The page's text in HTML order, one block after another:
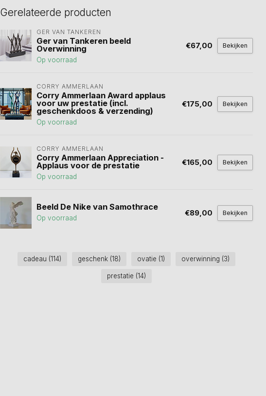
Gerelateerde producten
GER VAN TANKEREN
Ger van Tankeren beeld
Overwinning
Op voorraad
€67,00 Bekijken
CORRY AMMERLAAN
Corry Ammerlaan Award applaus
voor uw prestatie (incl.
geschenkdoos & verzending)
Op voorraad
€175,00 Bekijken
CORRY AMMERLAAN
Corry Ammerlaan Appreciation -
Applaus voor de prestatie
Op voorraad
€165,00 Bekijken
Beeld De Nike van Samothrace
Op voorraad
€89,00 Bekijken
cadeau (114) geschenk (18) ovatie (1) overwinning (3)
prestatie (14)